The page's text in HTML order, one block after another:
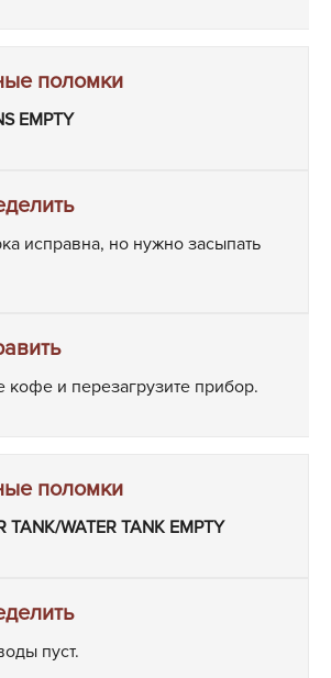
EMPTY
исправна, но нужно засыпать
кофе и перезагрузите прибор.
TANK/WATER TANK EMPTY
пуст.